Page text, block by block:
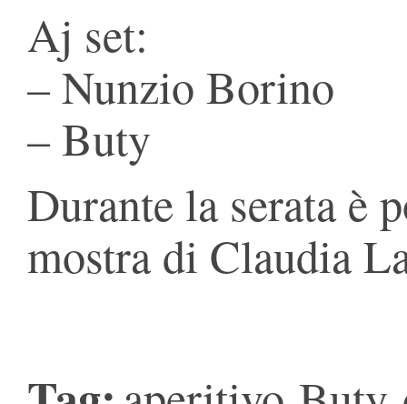
Aj set:
– Nunzio Borino
– Buty
Durante la serata è
mostra di Claudia